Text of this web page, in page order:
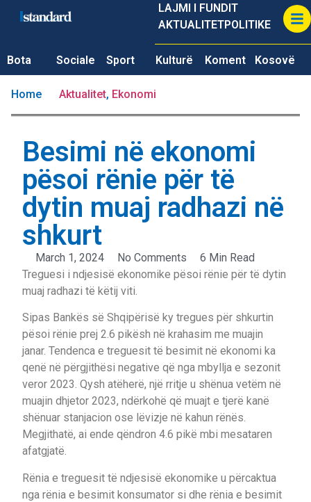
LAJMI I FUNDIT
AKTUALITETPOLITIKE
Bota Sociale Sport Kulturë Koment Kosovë
Home Aktualitet, Ekonomi
Besimi në ekonomi
pësoi rënie për të
dytin muaj radhazi në
shkurt
March 1, 2024 No Comments
6 Min Read
Treguesi i ndjesisë ekonomike pësoi rënie për të dytin
muaj radhazi të këtij viti.
Sipas Bankës së Shqipërisë ky tregues për shkurtin
pësoi rënie prej 2.6 pikësh në krahasim me muajin
janar. Tendenca e treguesit të besimit në ekonomi ka
qenë në përgjithësi negative që nga mbyllja e sezonit
veror 2023. Qysh atëherë, një rritje u shënua vetëm në
muajin dhjetor 2023, ndërkohë që muajt e tjerë kanë
shënuar stanjacion ose lëvizje në kahun rënës.
Megjithatë, ai ende qëndron 4.6 pikë mbi mesataren
afatgjatë.
Rënia e treguesit të ndjesisë ekonomike u përcaktua
nga rënia e besimit konsumator si dhe rënia e besimit